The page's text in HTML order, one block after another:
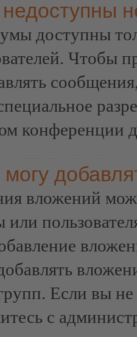
доступны
Чтобы
конференции
вложений
Если вы не
с